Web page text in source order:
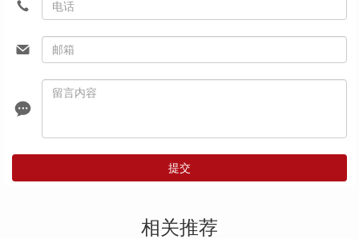
提交
相关推荐